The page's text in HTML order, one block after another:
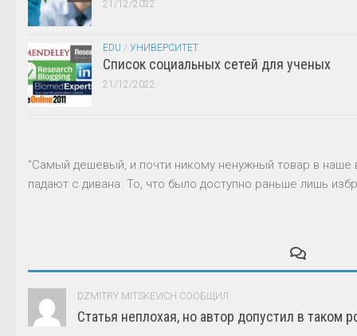
21/12/2022
EDU / УНИВЕРСИТЕТ
Список социальных сетей для ученых
21/12/2022
"Самый дешевый, и почти никому ненужный товар в
падают с дивана. То, что было доступно раньше лишь
DZMITRY MITSKEVICH СООБЩИЛ:
Статья неплохая, но автор допустил в таком